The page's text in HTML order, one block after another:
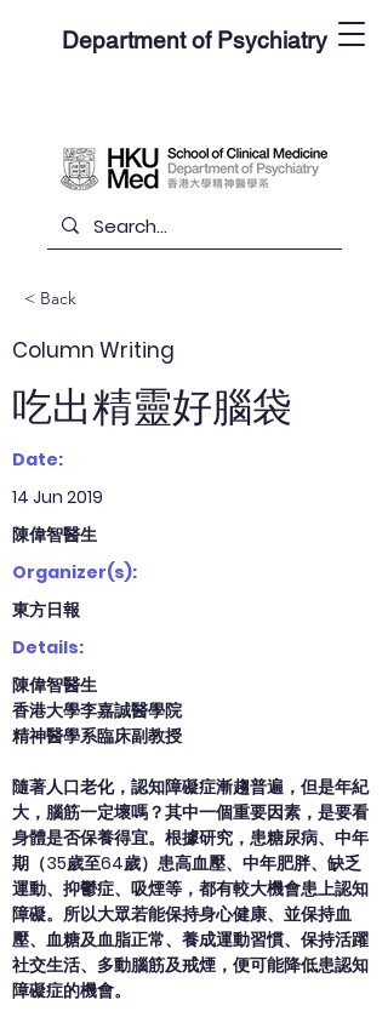
Department of Psychiatry
< Back
Column Writing
吃出精靈好腦袋
Date:
14 Jun 2019
陳偉智醫生
Organizer(s):
東方日報
Details:
陳偉智醫生
香港大學李嘉誠醫學院
精神醫學系臨床副教授
隨著人口老化，認知障礙症漸趨普遍，但是年紀
大，腦筋一定壞嗎？其中一個重要因素，是要看
身體是否保養得宜。根據研究，患糖尿病、中年
期（35歲至64歲）患高血壓、中年肥胖、缺乏
運動、抑鬱症、吸煙等，都有較大機會患上認知
障礙。所以大眾若能保持身心健康、並保持血
壓、血糖及血脂正常、養成運動習慣、保持活躍
社交生活、多動腦筋及戒煙，便可能降低患認知
障礙症的機會。